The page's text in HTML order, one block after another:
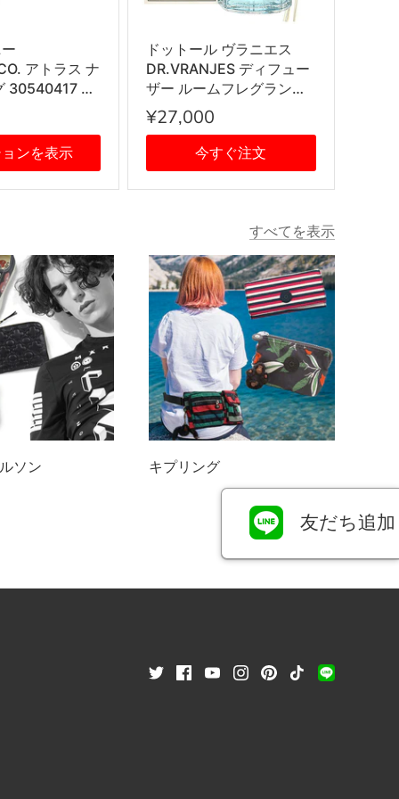
友だち追加
アトラス ナ
30540417 指
ンを表示
ドットール ヴラニエス
DR.VRANJES ディフュー
ザー ルームフレグランス
ホームフレグランス 香り
AQUA 500ml ボトル ステ
ィック インテリア雑貨
¥27,000
今すぐ注文
すべてを表示
ソン キプリング